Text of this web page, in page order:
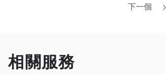
下一個
相關服務